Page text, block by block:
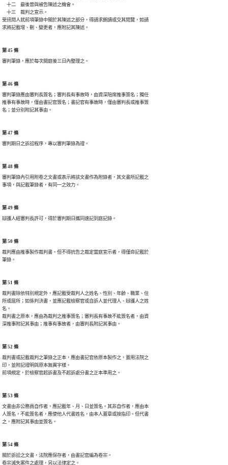
十二　最後曾與被告陳述之機會。
十三　裁判之宣示。
受訊問人就前項筆錄中關於其陳述之部分，得請求朗讀或交其閱覽，如請
求將記載增、刪、變更者，應附記其陳述。
第 45 條
審判筆錄，應於每次開庭後三日內整理之。
第 46 條
審判筆錄應由審判長簽名；審判長有事故時，由資深陪席推事簽名；獨任
推事有事故時，僅由書記官簽名；書記官有事故時，僅由審判長或推事簽
名；並分別附記其事由。
第 47 條
審判期日之訴訟程序，專以審判筆錄為證。
第 48 條
審判筆錄內引用附卷之文書或表示將該文書作為附錄者，其文書所記載之
事項，與記載筆錄者，有同一之效力。
第 49 條
辯護人經審判長許可，得於審判期日攜同速記到庭記錄。
第 50 條
裁判應由推事製作裁判書。但不得抗告之裁定當庭宣示者，得僅命記載於
筆錄。
第 51 條
裁判書除依特別規定外，應記載受裁判人之姓名、性別、年齡、職業、住
所或居所；如係判決書，並應記載檢察官或自訴人並代理人、辯護人之姓
名。
裁判書之原本，應由為裁判之推事簽名；審判長有事故不能簽名者，由資
深推事附記其事由；推事有事故者，由審判長附記其事由。
第 52 條
裁判書或記載裁判之筆錄之正本，應由書記官依原本製作之，蓋用法院之
印，並附記證明與原本無異字樣。
前項規定，於檢察官起訴書及不起訴處分書之正本準用之。
第 53 條
文書由非公務員自作者，應記載年、月、日並簽名。其非自作者，應由本
人簽名，不能簽名者，應使他人代書姓名，由本人蓋章或按指印。但代書
之，應附記其事由並簽名。
第 54 條
關於訴訟之文書，法院應保存者，由書記官編為卷宗。
卷宗滅失案件之處理，另以法律定之。